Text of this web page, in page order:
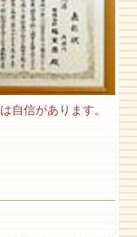
自信があります。